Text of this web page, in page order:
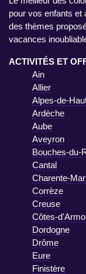
pour vos enfants et
des thèmes
vacances
ACTIVITÉS ET
Ain
Allier
Alpes-de-
Ardèche
Aube
Aveyron
Bouches-du-
Cantal
Charente-
Corrèze
Creuse
Côtes-
Dordogne
Drôme
Eure
Finistère